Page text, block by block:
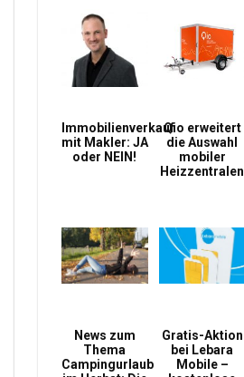
Immobilienverkauf
mit Makler: JA
oder NEIN!
Qio erweitert
die Auswahl
mobiler
Heizzentralen
News zum
Thema
Campingurlaub
Gratis-Aktion
bei Lebara
Mobile –